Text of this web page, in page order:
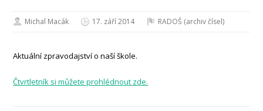
Michal Macák 17. září 2014 RADOŠ (archiv čísel)
Aktuální zpravodajství o naší škole.
Čtvrtletník si můžete prohlédnout zde.